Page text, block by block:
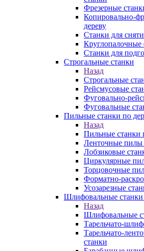
Фрезерные
Копировально-
дереву
Станки для
Круглопалочные
Станки для
Строгальные станки
Назад
Строгальные
Рейсмусовые
Фуговально-
Фуговальные
Пильные станки по
Назад
Пильные станки
Ленточные пилы
Лобзиковые
Циркулярные
Торцовочные
Форматно-
Усозарезные
Шлифовальные станки
Назад
Шлифовальные
Тарельчато-
Тарельчато-
станки